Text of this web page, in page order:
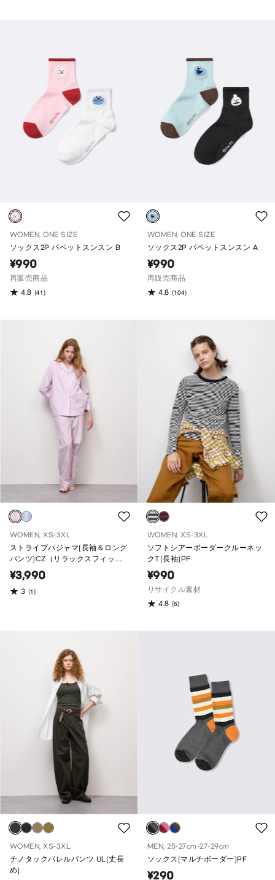
WOMEN, ONE SIZE
ソックス2P パペットスンスン B
¥990
再販売商品
4.8 (41)
WOMEN, ONE SIZE
ソックス2P パペットスンスン A
¥990
再販売商品
4.8 (104)
WOMEN, XS-3XL
ストライプパジャマ(長袖＆ロング
パンツ)CZ（リラックスフィッ
ト）
¥3,990
3 (1)
WOMEN, XS-3XL
ソフトシアーボーダークルーネッ
クT(長袖)PF
¥990
リサイクル素材
4.8 (6)
WOMEN, XS-3XL
チノタックバレルパンツ UL(丈長
め)
MEN, 25-27cm-27-29cm
ソックス(マルチボーダー)PF
¥290